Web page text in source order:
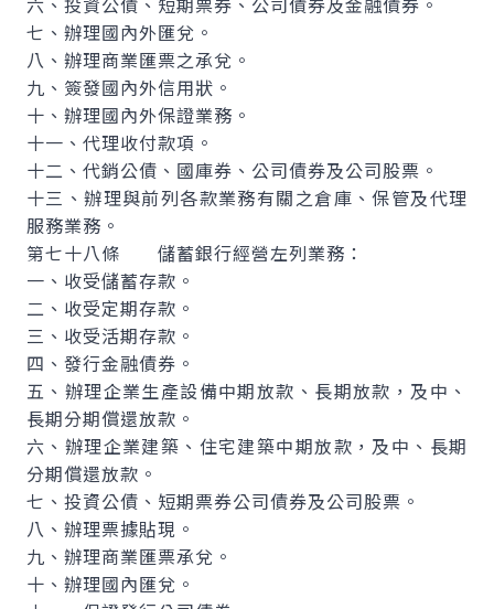
七、辦理國內外匯兌。
八、辦理商業匯票之承兌。
九、簽發國內外信用狀。
十、辦理國內外保證業務。
十一、代理收付款項。
十二、代銷公債、國庫券、公司債券及公司股票。
十三、辦理與前列各款業務有關之倉庫、保管及代理
服務業務。
第七十八條 儲蓄銀行經營左列業務：
一、收受儲蓄存款。
二、收受定期存款。
三、收受活期存款。
四、發行金融債券。
五、辦理企業生產設備中期放款、長期放款，及中、
長期分期償還放款。
六、辦理企業建築、住宅建築中期放款，及中、長期
分期償還放款。
七、投資公債、短期票券公司債券及公司股票。
八、辦理票據貼現。
九、辦理商業匯票承兌。
十、辦理國內匯兌。